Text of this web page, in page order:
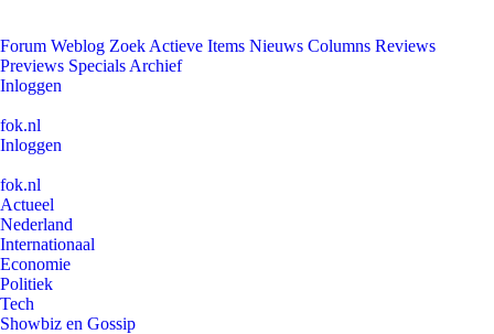
Forum Weblog Zoek Actieve Items Nieuws Columns Reviews
Previews Specials Archief
Inloggen
fok.nl
Inloggen
fok.nl
Actueel
Nederland
Internationaal
Economie
Politiek
Tech
Showbiz en Gossip